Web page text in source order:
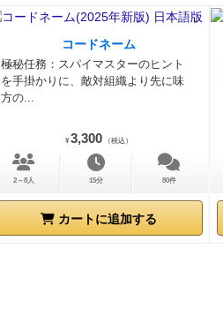
コードネーム
極秘任務：スパイマスターのヒント
を手掛かりに、敵対組織より先に味
方の...
¥ 3,300 （税込）
2～8人 15分 80件
カートに追加する